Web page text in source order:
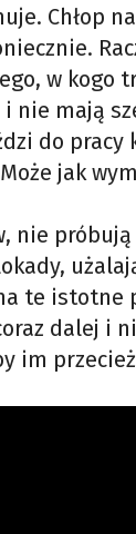
Chłop
w kogo
mają
do
jak
nie
te istotne
dalej i
im